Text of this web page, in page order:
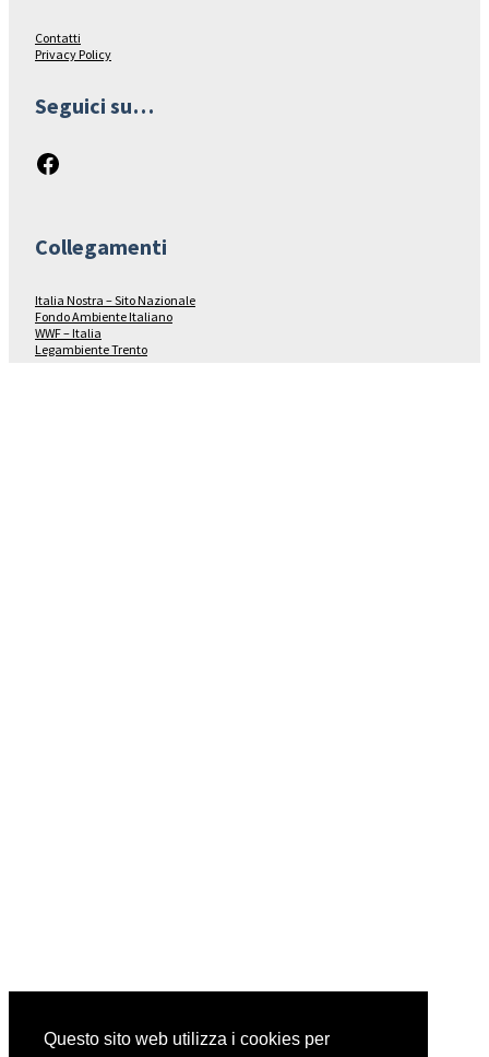
Contatti
Privacy Policy
Seguici su…
Facebook
Collegamenti
Italia Nostra – Sito Nazionale
Fondo Ambiente Italiano
WWF – Italia
Legambiente Trento
Questo sito web utilizza i cookies per